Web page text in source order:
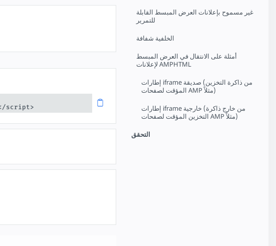
غير مسموح بإعلانات العرض المبسط القابلة
للتمرير
الخلفية شفافة
أمثلة على الانتقال في العرض المبسط
لإعلانات AMPHTML
إطارات iframe صديقة (من ذاكرة التخزين
المؤقت لصفحات AMP مثلاً)
إطارات iframe خارجية (من خارج ذاكرة
التخزين المؤقت لصفحات AMP مثلاً)
التحقق
script>